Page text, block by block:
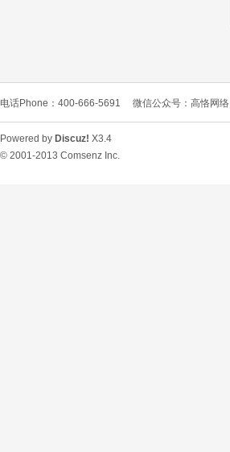
电话Phone：400-666-5691 微信公众号：高恪网络
Powered by Discuz! X3.4
© 2001-2013 Comsenz Inc.